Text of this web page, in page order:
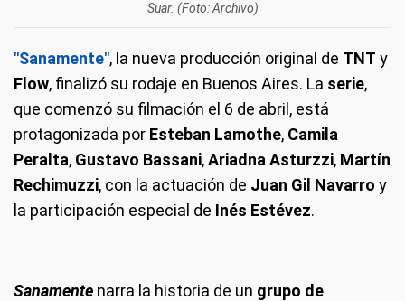
Suar. (Foto: Archivo)
"Sanamente", la nueva producción original de TNT y
Flow, finalizó su rodaje en Buenos Aires. La serie,
que comenzó su filmación el 6 de abril, está
protagonizada por Esteban Lamothe, Camila
Peralta, Gustavo Bassani,Ariadna Asturzzi, Martín
Rechimuzzi, con la actuación de Juan Gil Navarro y
la participación especial de Inés Estévez.
Sanamente narra la historia de un grupo de